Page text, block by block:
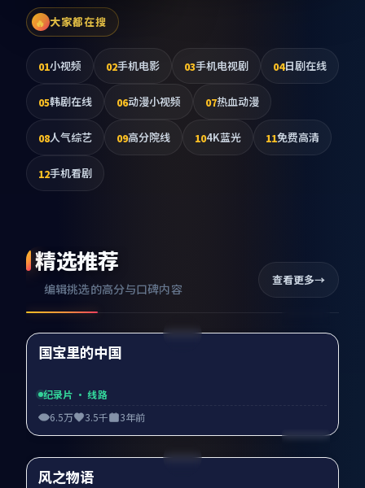
大家都在搜
01小视频 02手机电影 03手机电视剧 04日剧在线
05韩剧在线 06动漫小视频 07热血动漫
08人气综艺 09高分院线 104K蓝光 11免费高清
12手机看剧
精选推荐
编辑挑选的高分与口碑内容
查看更多
精选
国宝里的中国
纪录片 · 线路
6.5万
3.5千 3年前
精选
99:54
风之物语